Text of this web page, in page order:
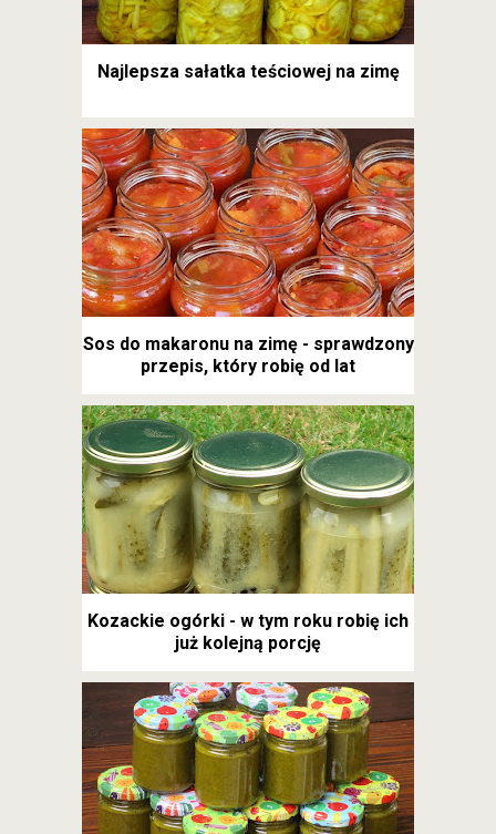
Najlepsza sałatka teściowej na zimę
Sos do makaronu na zimę - sprawdzony
przepis, który robię od lat
Kozackie ogórki - w tym roku robię ich
już kolejną porcję